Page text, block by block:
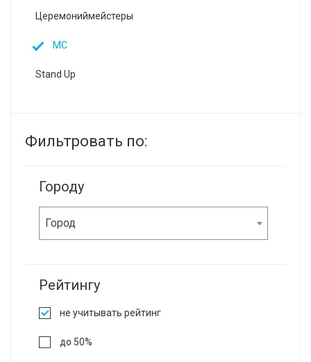
Церемониймейстеры
MC
Stand Up
Фильтровать по:
Городу
Город
Рейтингу
не учитывать рейтинг
до 50%